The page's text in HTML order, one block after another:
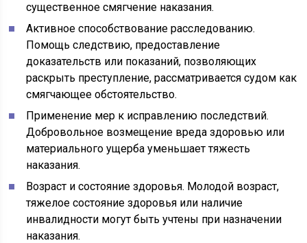
существенное смягчение наказания.
Активное способствование расследованию.
Помощь следствию, предоставление
доказательств или показаний, позволяющих
раскрыть преступление, рассматривается судом как
смягчающее обстоятельство.
Применение мер к исправлению последствий.
Добровольное возмещение вреда здоровью или
материального ущерба уменьшает тяжесть
наказания.
Возраст и состояние здоровья. Молодой возраст,
тяжелое состояние здоровья или наличие
инвалидности могут быть учтены при назначении
наказания.